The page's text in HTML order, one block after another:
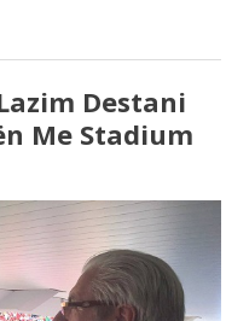
Destani
Me Stadium